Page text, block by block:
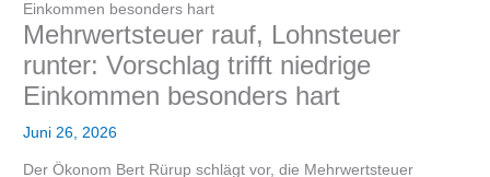
Einkommen besonders hart
Mehrwertsteuer rauf, Lohnsteuer
runter: Vorschlag trifft niedrige
Einkommen besonders hart
Juni 26, 2026
Der Ökonom Bert Rürup schlägt vor, die Mehrwertsteuer